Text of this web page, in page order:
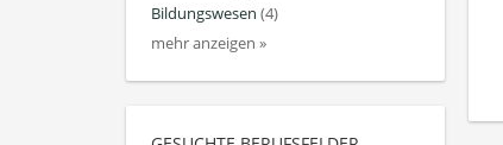
Bildungswesen (4)
mehr anzeigen »